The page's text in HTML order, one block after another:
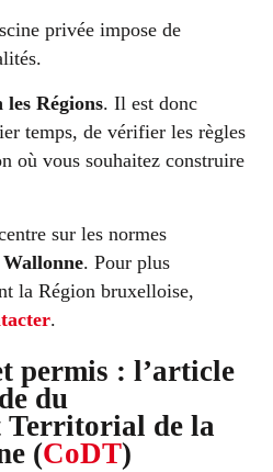
privée impose de
les Régions. Il est donc
temps, de vérifier les règles
où vous souhaitez construire
sur les normes
. Pour plus
la Région bruxelloise,
.
permis : l’article
du
Territorial de la
(CoDT)